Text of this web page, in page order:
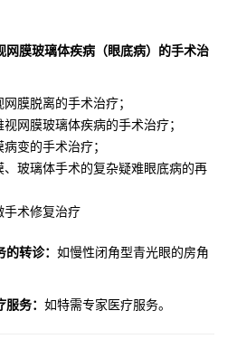
网膜玻璃体疾病（眼底病）的手术治
膜脱离的手术治疗；
网膜玻璃体疾病的手术治疗；
变的手术治疗；
、玻璃体手术的复杂疑难眼底病的再
手术修复治疗
转诊： 如慢性闭角型青光眼的房角
务： 如特需专家医疗服务。